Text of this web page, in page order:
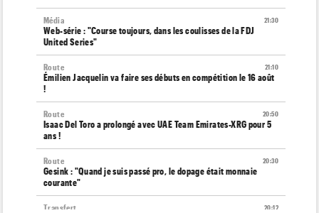
21:30
Média
Web-série : "Course toujours, dans les coulisses de la FDJ
United Series"
21:10
Route
Émilien Jacquelin va faire ses débuts en compétition le 16 août
!
20:50
Route
Isaac Del Toro a prolongé avec UAE Team Emirates-XRG pour 5
ans !
20:30
Route
Gesink : "Quand je suis passé pro, le dopage était monnaie
courante"
20:12
Transfert